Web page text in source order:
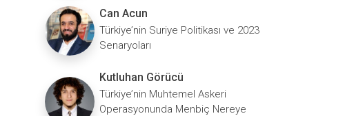
Can Acun
Türkiye’nin Suriye Politikası ve 2023
Senaryoları
Kutluhan Görücü
Türkiye’nin Muhtemel Askeri
Operasyonunda Menbiç Nereye